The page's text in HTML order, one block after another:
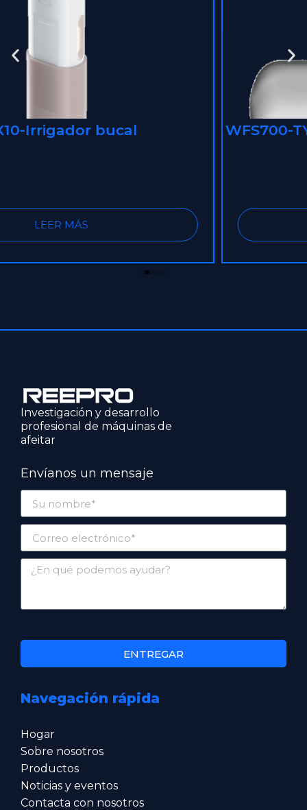
WFS700-TY-Mini peine inalámbrico para
Investigación y desarrollo
profesional de máquinas de
afeitar
Envíanos un mensaje
ENTREGAR
Navegación rápida
Hogar
Sobre nosotros
Productos
Noticias y eventos
Contacta con nosotros